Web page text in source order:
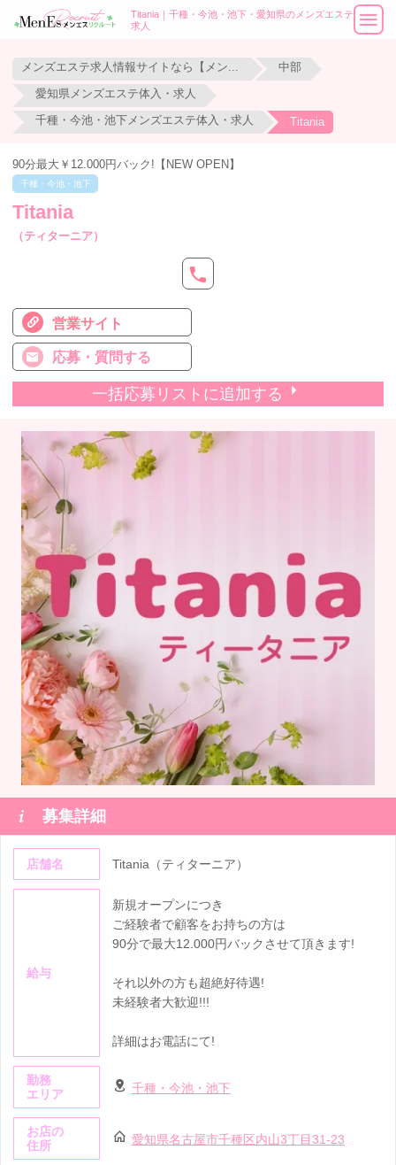
Titania｜千種・今池・池下・愛知県のメンズエステ
求人
中部
愛知県メンズエステ体入・求人
千種・今池・池下メンズエステ体入・求人 Titania
90分最大￥12.000円バック!【NEW OPEN】
千種・今池・池下
Titania
（ティターニア）
営業サイト
応募・質問する
一括応募リストに追加する
 募集詳細
店舗名 Titania（ティターニア）
給与
新規オープンにつき
ご経験者で顧客をお持ちの方は
90分で最大12.000円バックさせて頂きます!
それ以外の方も超絶好待遇!
未経験者大歓迎!!!
詳細はお電話にて!
勤務
エリア
千種・今池・池下
お店の
住所
愛知県名古屋市千種区内山3丁目31-23